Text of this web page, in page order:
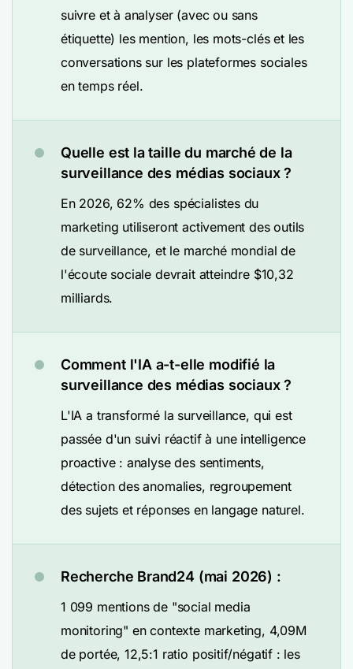
suivre et à analyser (avec ou sans
étiquette) les mention, les mots-clés et les
conversations sur les plateformes sociales
en temps réel.
Quelle est la taille du marché de la
surveillance des médias sociaux ?
En 2026, 62% des spécialistes du
marketing utiliseront activement des outils
de surveillance, et le marché mondial de
l'écoute sociale devrait atteindre $10,32
milliards.
Comment l'IA a-t-elle modifié la
surveillance des médias sociaux ?
L'IA a transformé la surveillance, qui est
passée d'un suivi réactif à une intelligence
proactive : analyse des sentiments,
détection des anomalies, regroupement
des sujets et réponses en langage naturel.
Recherche Brand24 (mai 2026) :
1 099 mentions de "social media
monitoring" en contexte marketing, 4,09M
de portée, 12,5:1 ratio positif/négatif : les